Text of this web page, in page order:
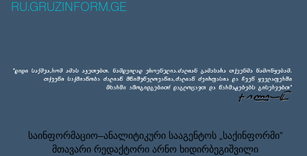
RU.GRUZINFORM.GE
საინფორმაციო–ანალიტიკური სააგენტოს „საქინფორმი”
მთავარი რედაქტორი არნო ხიდირბეგიშვილი